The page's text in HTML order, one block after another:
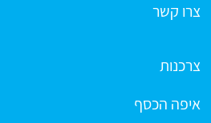
צרו קשר
צרכנות
איפה הכסף